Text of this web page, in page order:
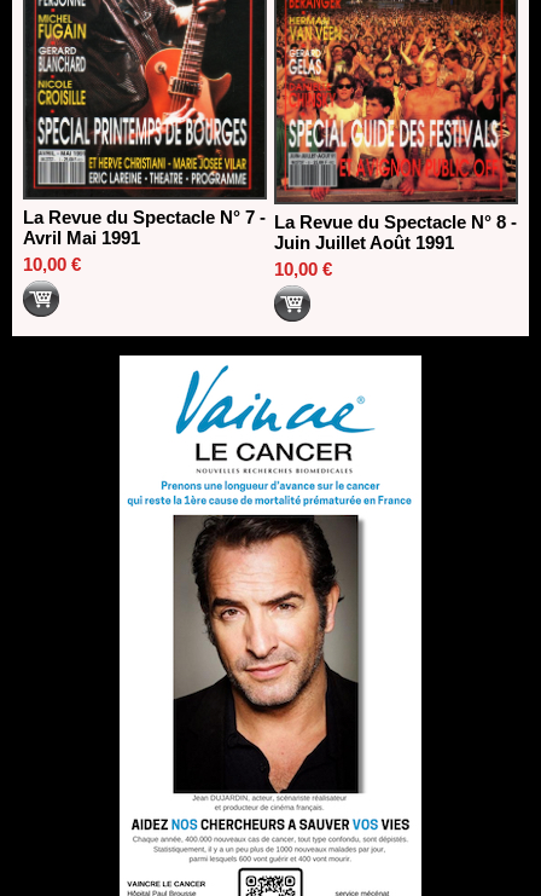
La Revue du Spectacle N° 7 -
Avril Mai 1991
10,00 €
La Revue du Spectacle N° 8 -
Juin Juillet Août 1991
10,00 €